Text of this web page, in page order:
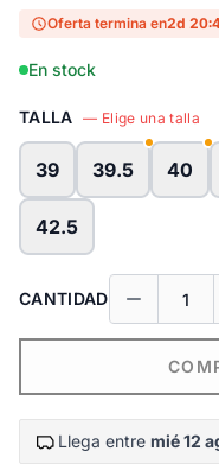
Oferta termina en2d
En stock
TALLA — Elige una talla
39 39.5 40
42.5
CANTIDAD
Llega entre mié 12